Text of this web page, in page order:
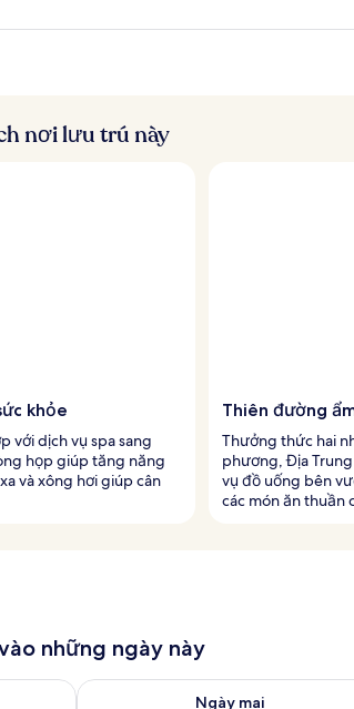
nơi lưu trú này
khỏe
với dịch vụ spa sang
họp giúp tăng năng
và xông hơi giúp cân
Thiên đường
Thưởng thức hai
phương, Địa
vụ đồ uống bên
các món ăn thuần
những ngày này
thg 8 6 - thg 8 7
Ngày mai
Kiểm tra lượng phòng ngày mai từ